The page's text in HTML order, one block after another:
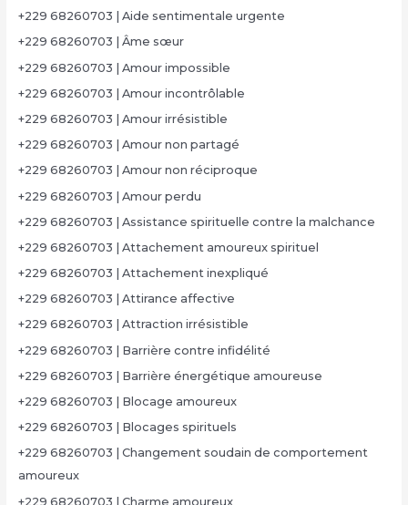
+229 68260703 | Aide sentimentale urgente
+229 68260703 | Âme sœur
+229 68260703 | Amour impossible
+229 68260703 | Amour incontrôlable
+229 68260703 | Amour irrésistible
+229 68260703 | Amour non partagé
+229 68260703 | Amour non réciproque
+229 68260703 | Amour perdu
+229 68260703 | Assistance spirituelle contre la malchance
+229 68260703 | Attachement amoureux spirituel
+229 68260703 | Attachement inexpliqué
+229 68260703 | Attirance affective
+229 68260703 | Attraction irrésistible
+229 68260703 | Barrière contre infidélité
+229 68260703 | Barrière énergétique amoureuse
+229 68260703 | Blocage amoureux
+229 68260703 | Blocages spirituels
+229 68260703 | Changement soudain de comportement
amoureux
+229 68260703 | Charme amoureux